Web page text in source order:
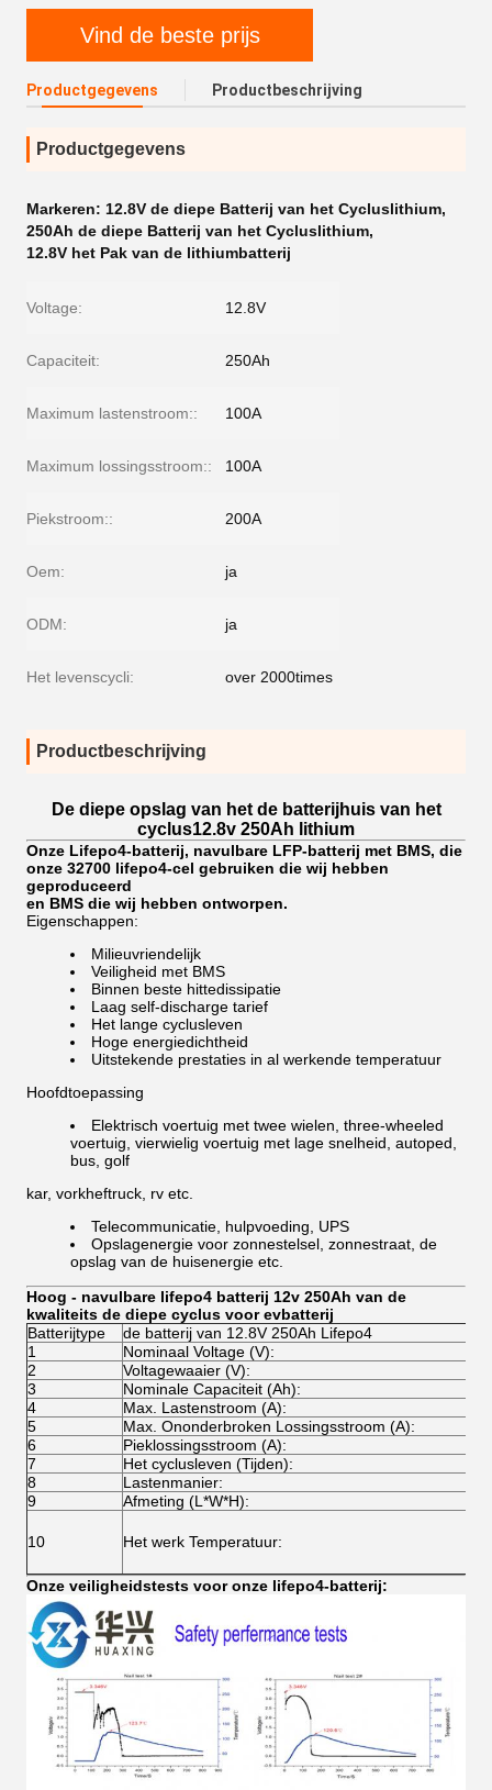
Vind de beste prijs
Productgegevens Productbeschrijving
Productgegevens
Markeren: 12.8V de diepe Batterij van het Cycluslithium,
250Ah de diepe Batterij van het Cycluslithium,
12.8V het Pak van de lithiumbatterij
Voltage: 12.8V
Capaciteit: 250Ah
Maximum lastenstroom:: 100A
Maximum lossingsstroom:: 100A
Piekstroom:: 200A
Oem: ja
ODM: ja
Het levenscycli: over 2000times
Productbeschrijving
De diepe opslag van het de batterijhuis van het
cyclus12.8v 250Ah lithium
Onze Lifepo4-batterij, navulbare LFP-batterij met BMS, die
onze 32700 lifepo4-cel gebruiken die wij hebben
geproduceerd
en BMS die wij hebben ontworpen.
Eigenschappen:
Milieuvriendelijk
Veiligheid met BMS
Binnen beste hittedissipatie
Laag self-discharge tarief
Het lange cyclusleven
Hoge energiedichtheid
Uitstekende prestaties in al werkende temperatuur
Hoofdtoepassing
Elektrisch voertuig met twee wielen, three-wheeled
voertuig, vierwielig voertuig met lage snelheid, autoped,
bus, golf
kar, vorkheftruck, rv etc.
Telecommunicatie, hulpvoeding, UPS
Opslagenergie voor zonnestelsel, zonnestraat, de
opslag van de huisenergie etc.
Hoog - navulbare lifepo4 batterij 12v 250Ah van de
kwaliteits de diepe cyclus voor evbatterij
Batterijtype
de batterij van 12.8V 250Ah Lifepo4
1
Nominaal Voltage (V):
2
Voltagewaaier (V):
3
Nominale Capaciteit (Ah):
4
Max. Lastenstroom (A):
5
Max. Ononderbroken Lossingsstroom (A):
6
Pieklossingsstroom (A):
7
Het cyclusleven (Tijden):
8
Lastenmanier:
9
Afmeting (L*W*H):
10 Het werk Temperatuur:
Onze veiligheidstests voor onze lifepo4-batterij: